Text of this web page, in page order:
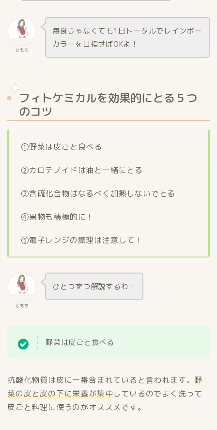
ともち
毎食じゃなくても1日トータルでレインボー
カラーを目指せばOKよ！
フィトケミカルを効果的にとる５つ
のコツ
①野菜は皮ごと食べる
➁カロテノイドは油と一緒にとる
➂含硫化合物はなるべく加熱しないでとる
➃果物も積極的に！
➄電子レンジの調理は注意して！
ともち
ひとつずつ解説するわ！
野菜は皮ごと食べる
抗酸化物質は皮に一番含まれていると言われます。野
菜の皮と皮の下に栄養が集中しているのでよく洗って
皮ごと料理に使うのがオススメです。